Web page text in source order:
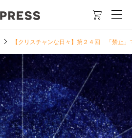

【クリスチャンな日々】第２４回 「禁止